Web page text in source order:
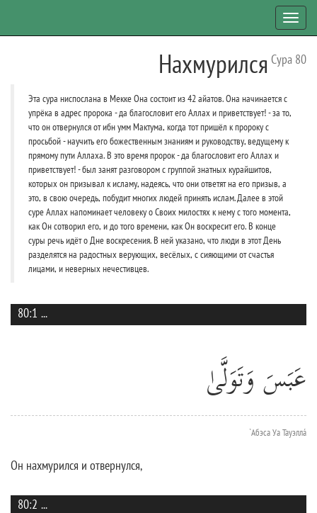
Нахмурился Сура 80
Эта сура ниспослана в Мекке Она состоит из 42 айатов. Она начинается с
упрёка в адрес пророка - да благословит его Аллах и приветствует! - за то,
что он отвернулся от ибн умм Мактума, когда тот пришёл к пророку с
просьбой - научить его божественным знаниям и руководству, ведущему к
прямому пути Аллаха. В это время пророк - да благословит его Аллах и
приветствует! - был занят разговором с группой знатных курайшитов,
которых он призывал к исламу, надеясь, что они ответят на его призыв, а
это, в свою очередь, побудит многих людей принять ислам. Далее в этой
суре Аллах напоминает человеку о Своих милостях к нему с того момента,
как Он сотворил его, и до того времени, как Он воскресит его. В конце
суры речь идёт о Дне воскресения. В ней указано, что люди в этот День
разделятся на радостных верующих, весёлых, с сияющими от счастья
лицами, и неверных нечестивцев.
80:1 ...
عَبَسَ وَتَوَلَّىٰ
`Абэса Уа Тауэллá
Он нахмурился и отвернулся,
80:2 ...